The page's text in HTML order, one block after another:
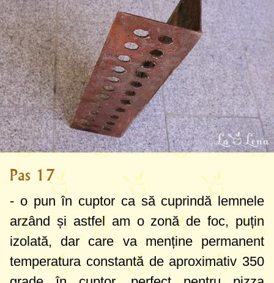
Pas 17
- o pun în cuptor ca să cuprindă lemnele
arzând și astfel am o zonă de foc, puțin
izolată, dar care va menține permanent
temperatura constantă de aproximativ 350